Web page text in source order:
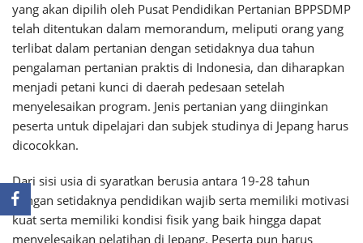
yang akan dipilih oleh Pusat Pendidikan Pertanian BPPSDMP
telah ditentukan dalam memorandum, meliputi orang yang
terlibat dalam pertanian dengan setidaknya dua tahun
pengalaman pertanian praktis di Indonesia, dan diharapkan
menjadi petani kunci di daerah pedesaan setelah
menyelesaikan program. Jenis pertanian yang diinginkan
peserta untuk dipelajari dan subjek studinya di Jepang harus
dicocokkan.
Dari sisi usia di syaratkan berusia antara 19-28 tahun
dengan setidaknya pendidikan wajib serta memiliki motivasi
kuat serta memiliki kondisi fisik yang baik hingga dapat
menyelesaikan pelatihan di Jepang. Peserta pun harus